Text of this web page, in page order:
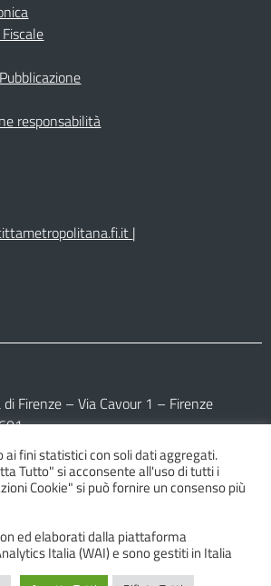
responsabilità
|
Firenze – Via Cavour 1 – Firenze
77 04 89
16 45 04 80
ai fini statistici con soli dati aggregati.
Tutto" si acconsente all'uso di tutti i
Cookie" si può fornire un consenso più
ed elaborati dalla piattaforma
Italia (WAI) e sono gestiti in Italia